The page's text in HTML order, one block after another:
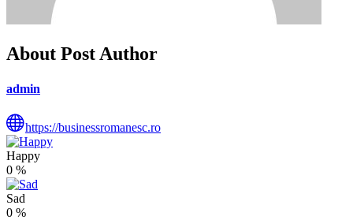
About Post Author
admin
https://businessromanesc.ro
Happy
0 %
Sad
0 %